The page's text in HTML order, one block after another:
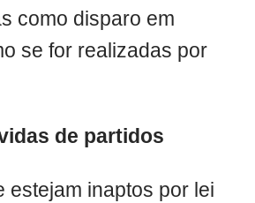
como disparo em
se for realizadas por
de partidos
estejam inaptos por lei